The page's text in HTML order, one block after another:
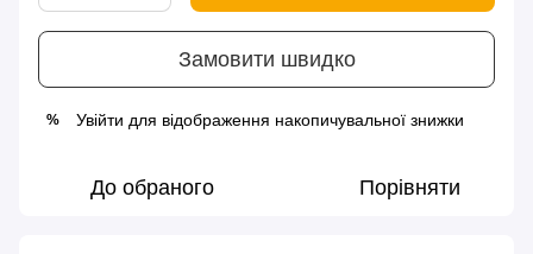
Замовити швидко
% Увійти для відображення накопичувальної знижки
До обраного Порівняти